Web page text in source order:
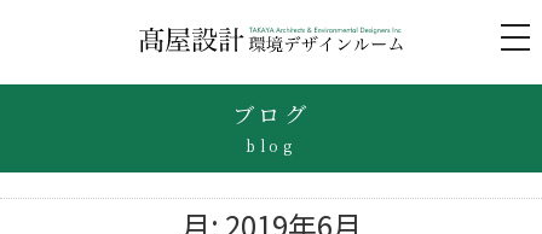
ブログ
blog
月: 2019年6月